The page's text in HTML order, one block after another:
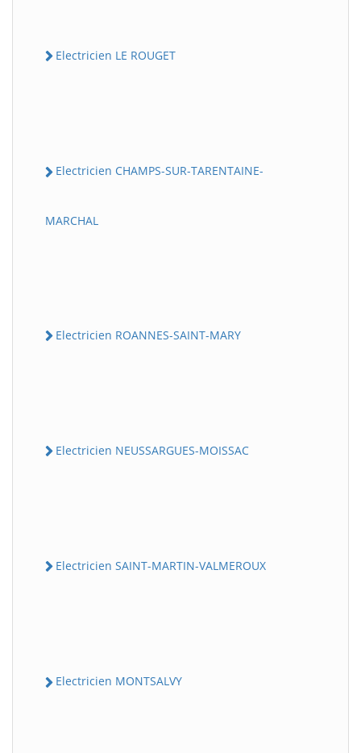
Electricien LE ROUGET
Electricien CHAMPS-SUR-TARENTAINE-
MARCHAL
Electricien ROANNES-SAINT-MARY
Electricien NEUSSARGUES-MOISSAC
Electricien SAINT-MARTIN-VALMEROUX
Electricien MONTSALVY